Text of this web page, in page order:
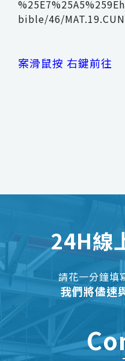
bible/46/
案滑鼠按 右鍵前
24H線
請花一分鐘填
我們將儘速